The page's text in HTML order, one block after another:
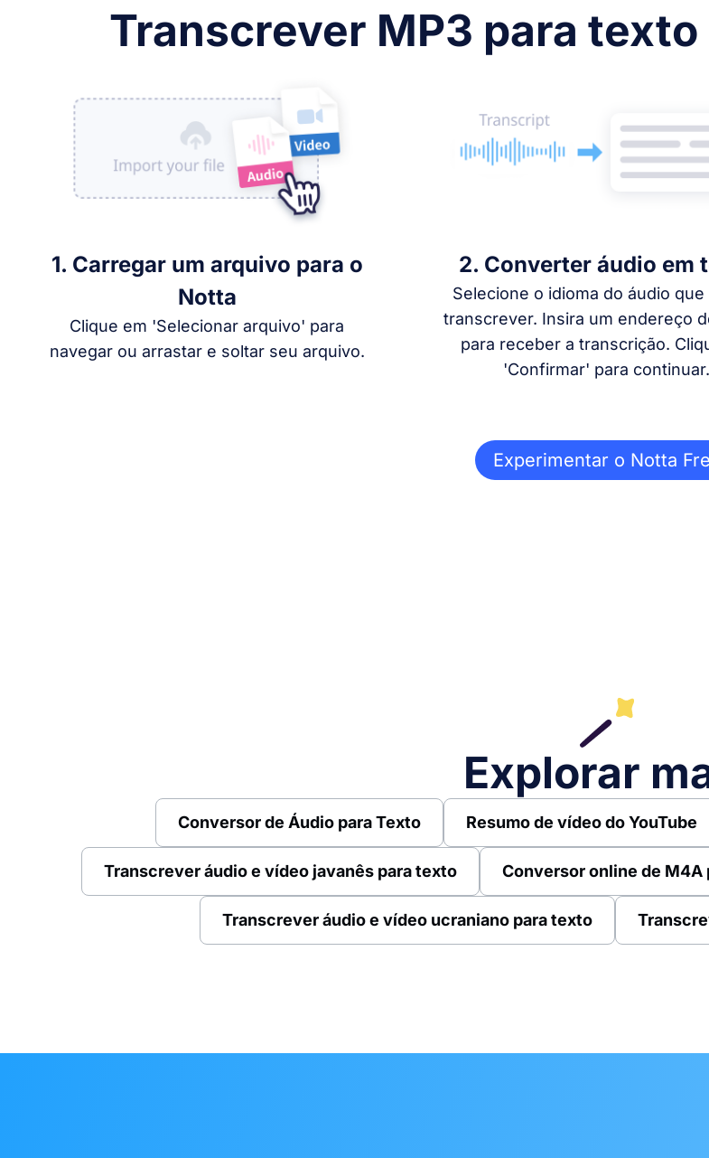
Transcrever MP3 para
1. Carregar um arquivo para o
Notta
Clique em 'Selecionar arquivo' para
navegar ou arrastar e soltar seu arquivo.
2. Converter áudio em
Selecione o idioma do áudio que
transcrever. Insira um endereço
para receber a transcrição.
'Confirmar' para continuar.
Experimentar o Notta
Explorar
Conversor de Áudio para Texto Resumo de vídeo do YouTube
Transcrever áudio e vídeo javanês para texto Conversor online de M4A
Transcrever áudio e vídeo ucraniano para texto